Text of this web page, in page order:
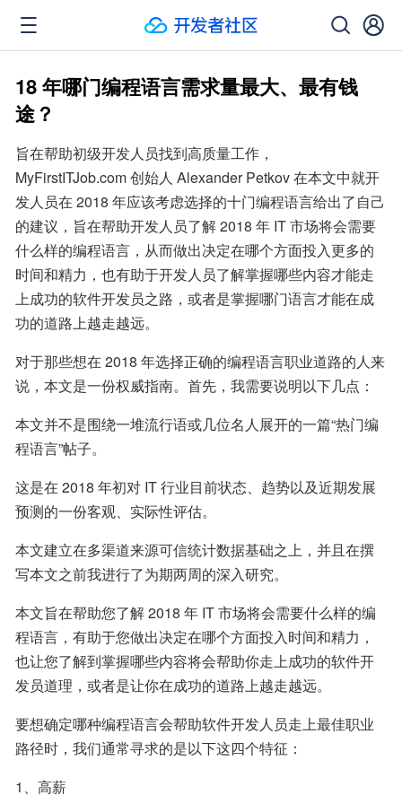
18 年哪门编程语言需求量最大、最有钱
途？
旨在帮助初级开发人员找到高质量工作，
MyFirstITJob.com 创始人 Alexander Petkov 在本文中就开
发人员在 2018 年应该考虑选择的十门编程语言给出了自己
的建议，旨在帮助开发人员了解 2018 年 IT 市场将会需要
什么样的编程语言，从而做出决定在哪个方面投入更多的
时间和精力，也有助于开发人员了解掌握哪些内容才能走
上成功的软件开发员之路，或者是掌握哪门语言才能在成
功的道路上越走越远。
对于那些想在 2018 年选择正确的编程语言职业道路的人来
说，本文是一份权威指南。首先，我需要说明以下几点：
本文并不是围绕一堆流行语或几位名人展开的一篇“热门编
程语言”帖子。
这是在 2018 年初对 IT 行业目前状态、趋势以及近期发展
预测的一份客观、实际性评估。
本文建立在多渠道来源可信统计数据基础之上，并且在撰
写本文之前我进行了为期两周的深入研究。
本文旨在帮助您了解 2018 年 IT 市场将会需要什么样的编
程语言，有助于您做出决定在哪个方面投入时间和精力，
也让您了解到掌握哪些内容将会帮助你走上成功的软件开
发员道理，或者是让你在成功的道路上越走越远。
要想确定哪种编程语言会帮助软件开发人员走上最佳职业
路径时，我们通常寻求的是以下这四个特征：
1、高薪